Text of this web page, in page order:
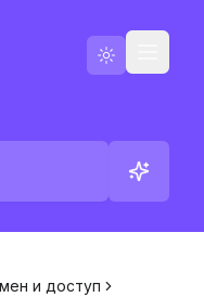
и доступ